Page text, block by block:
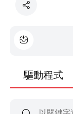
驅動程式